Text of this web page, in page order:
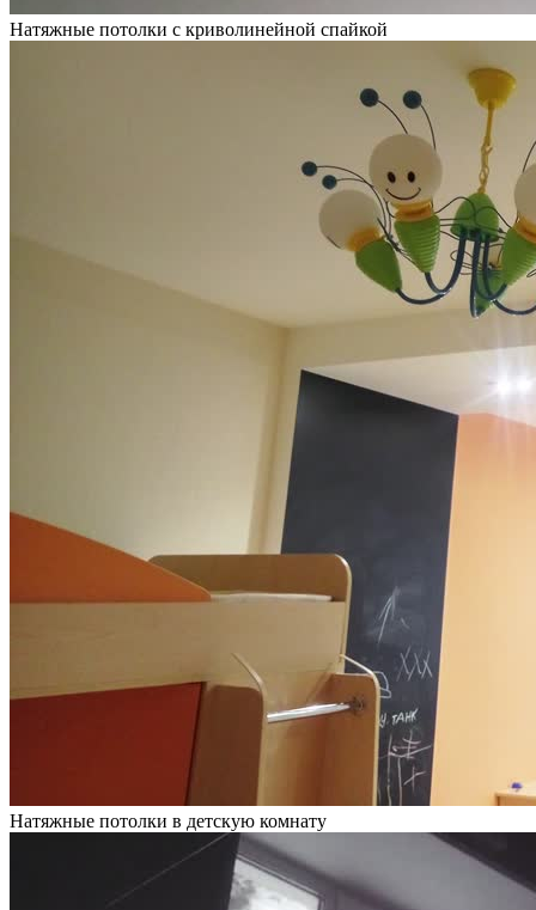
Натяжные потолки с криволинейной спайкой
Натяжные потолки в детскую комнату